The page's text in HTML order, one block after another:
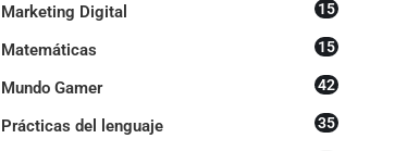
Marketing Digital 15
Matemáticas 15
Mundo Gamer 42
Prácticas del lenguaje 35